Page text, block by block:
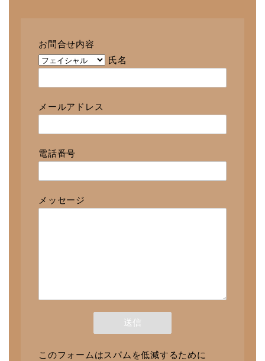
お問合せ内容
氏名
メールアドレス
電話番号
メッセージ
このフォームはスパムを低減するために